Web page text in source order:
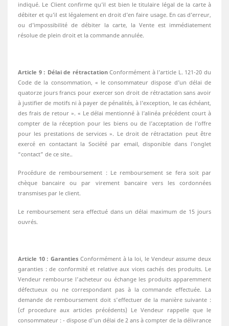
indiqué. Le Client confirme qu’il est bien le titulaire légal de la carte à
débiter et qu’il est légalement en droit d’en faire usage. En cas d’erreur,
ou d’impossibilité de débiter la carte, la Vente est immédiatement
résolue de plein droit et la commande annulée.
Article 9 : Délai de rétractationConformément à l’article L. 121-20 du
Code de la consommation, « le consommateur dispose d’un délai de
quatorze jours francs pour exercer son droit de rétractation sans avoir
à justifier de motifs ni à payer de pénalités, à l’exception, le cas échéant,
des frais de retour ». « Le délai mentionné à l’alinéa précédent court à
compter de la réception pour les biens ou de l’acceptation de l’offre
pour les prestations de services ». Le droit de rétractation peut être
exercé en contactant la Société par email, disponible dans l’onglet
“contact” de ce site..
Procédure de remboursement : Le remboursement se fera soit par
chèque bancaire ou par virement bancaire vers les cordonnées
transmises par le client.
Le remboursement sera effectué dans un délai maximum de 15 jours
ouvrés.
Article 10 : Garanties Conformément à la loi, le Vendeur assume deux
garanties : de conformité et relative aux vices cachés des produits. Le
Vendeur rembourse l'acheteur ou échange les produits apparemment
défectueux ou ne correspondant pas à la commande effectuée. La
demande de remboursement doit s'effectuer de la manière suivante :
(cf procedure aux articles précédents) Le Vendeur rappelle que le
consommateur : - dispose d'un délai de 2 ans à compter de la délivrance